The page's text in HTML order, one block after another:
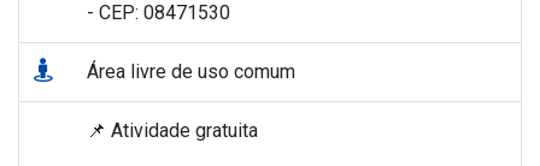
- CEP: 08471530
Área livre de uso comum
📌 Atividade gratuita